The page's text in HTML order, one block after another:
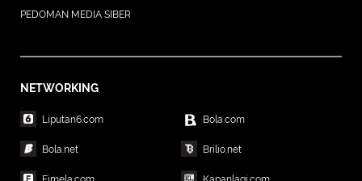
PEDOMAN MEDIA SIBER
NETWORKING
Liputan6.com Bola.com
Bola.net Brilio.net